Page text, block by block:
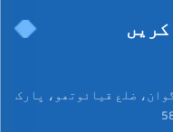
ضلع قیائوتھو، پارک